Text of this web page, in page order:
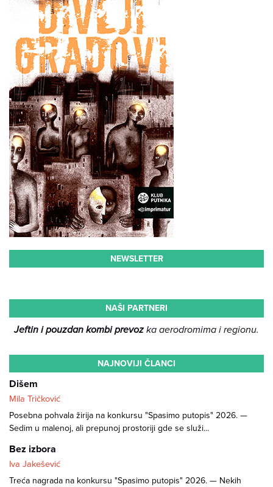
NEWSLETTER
NAŠI PARTNERI
Jeftin i pouzdan kombi prevozka aerodromima i regionu.
NAJNOVIJI ČLANCI
Dišem
Mila Tričković
Posebna pohvala žirija na konkursu "Spasimo putopis" 2026. —
Sedim u malenoj, ali prepunoj prostoriji gde se služi...
Bez izbora
Iva Jakešević
Treća nagrada na konkursu "Spasimo putopis" 2026. — Nekih